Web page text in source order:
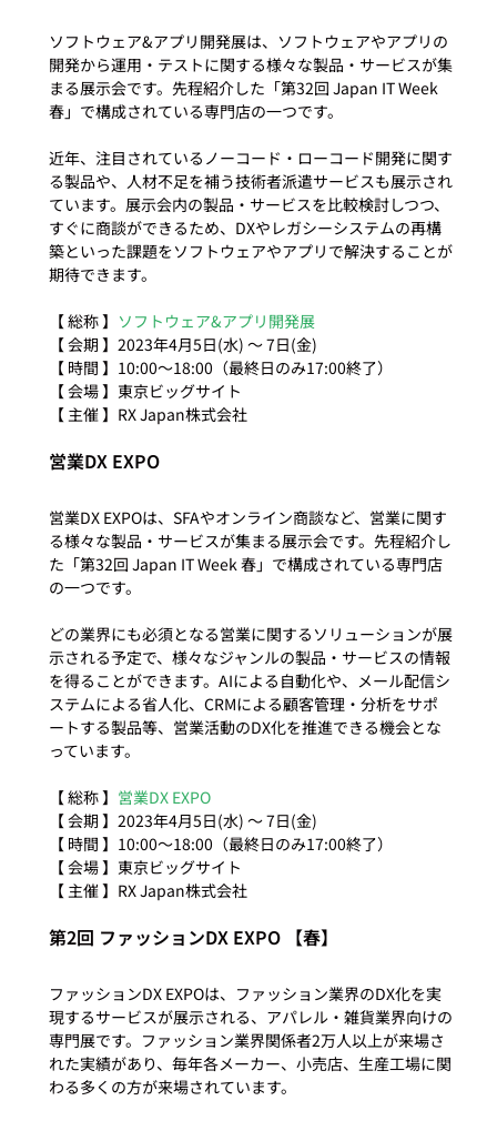
ソフトウェア&アプリ開発展は、ソフトウェアやアプリの
開発から運用・テストに関する様々な製品・サービスが集
まる展示会です。先程紹介した「第32回 Japan IT Week
春」で構成されている専門店の一つです。
近年、注目されているノーコード・ローコード開発に関す
る製品や、人材不足を補う技術者派遣サービスも展示され
ています。展示会内の製品・サービスを比較検討しつつ、
すぐに商談ができるため、DXやレガシーシステムの再構
築といった課題をソフトウェアやアプリで解決することが
期待できます。
【 総称 】 ソフトウェア&アプリ開発展
【 会期 】2023年4月5日(水) ～ 7日(金)
【 時間 】10:00～18:00（最終日のみ17:00終了）
【 会場 】東京ビッグサイト
【 主催 】RX Japan株式会社
営業DX EXPO
営業DX EXPOは、SFAやオンライン商談など、営業に関す
る様々な製品・サービスが集まる展示会です。先程紹介し
た「第32回 Japan IT Week 春」で構成されている専門店
の一つです。
どの業界にも必須となる営業に関するソリューションが展
示される予定で、様々なジャンルの製品・サービスの情報
を得ることができます。AIによる自動化や、メール配信シ
ステムによる省人化、CRMによる顧客管理・分析をサポ
ートする製品等、営業活動のDX化を推進できる機会とな
っています。
【 総称 】 営業DX EXPO
【 会期 】2023年4月5日(水) ～ 7日(金)
【 時間 】10:00～18:00（最終日のみ17:00終了）
【 会場 】東京ビッグサイト
【 主催 】RX Japan株式会社
第2回 ファッションDX EXPO 【春】
ファッションDX EXPOは、ファッション業界のDX化を実
現するサービスが展示される、アパレル・雑貨業界向けの
専門展です。ファッション業界関係者2万人以上が来場さ
れた実績があり、毎年各メーカー、小売店、生産工場に関
わる多くの方が来場されています。